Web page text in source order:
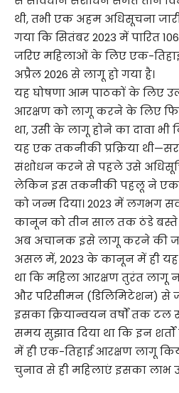
थी, तभी एक अहम अधिसूचना
गया कि सितंबर 2023 में पारित
जरिए महिलाओं के लिए एक-
अप्रैल 2026 से लागू हो गया है।
यह घोषणा आम पाठकों के लिए
आरक्षण को लागू करने के लिए
था, उसी के लागू होने का दावा भी
यह एक तकनीकी प्रक्रिया
संशोधन करने से पहले उसे
लेकिन इस तकनीकी पहलू ने एक
को जन्म दिया। 2023 में लगभग
कानून को तीन साल तक ठंडे बस्ते
अब अचानक इसे लागू करने की
असल में, 2023 के कानून में ही यह
था कि महिला आरक्षण तुरंत लागू
और परिसीमन (डिलिमिटेशन) से
इसका क्रियान्वयन वर्षों तक टल
समय सुझाव दिया था कि इन
में ही एक-तिहाई आरक्षण लागू
चुनाव से ही महिलाएं इसका लाभ